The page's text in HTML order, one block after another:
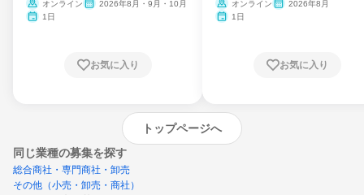
ム
オンライン
2026年8月・9月・10月
1日
お気に入り
オンライン
2026年8月
1日
お気に入り
トップページへ
同じ業種の募集を探す
総合商社・専門商社・卸売
その他（小売・卸売・商社）